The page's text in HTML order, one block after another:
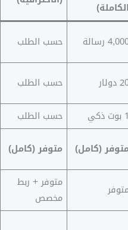
الكاملة)
رسالة
حسب الطلب
حسب الطلب
1 بوت ذكي
حسب الطلب
(كامل)
متوفر (كامل)
متوفر + ربط
مخصص